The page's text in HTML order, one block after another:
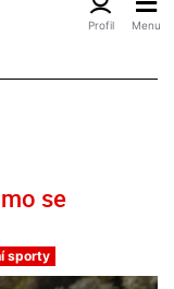
se
sporty